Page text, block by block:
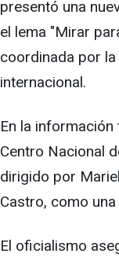
presentó una
el lema "Mirar
coordinada por
internacional.
En la
Centro Nacional
dirigido por
Castro, como
El oficialismo